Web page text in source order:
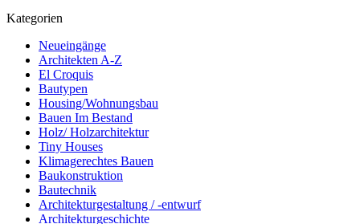
Kategorien
Neueingänge
Architekten A-Z
El Croquis
Bautypen
Housing/Wohnungsbau
Bauen Im Bestand
Holz/ Holzarchitektur
Tiny Houses
Klimagerechtes Bauen
Baukonstruktion
Bautechnik
Architekturgestaltung / -entwurf
Architekturgeschichte